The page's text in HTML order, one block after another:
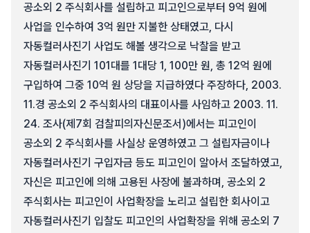
공소외 2 주식회사를 설립하고 피고인으로부터 9억 원에
사업을 인수하여 3억 원만 지불한 상태였고, 다시
자동컬러사진기 사업도 해볼 생각으로 낙찰을 받고
자동컬러사진기 101대를 1대당 1, 100만 원, 총 12억 원에
구입하여 그중 10억 원 상당을 지급하였다 주장하다, 2003.
11.경 공소외 2 주식회사의 대표이사를 사임하고 2003. 11.
24. 조사(제7회 검찰피의자신문조서)에서는 피고인이
공소외 2 주식회사를 사실상 운영하였고 그 설립자금이나
자동컬러사진기 구입자금 등도 피고인이 알아서 조달하였고,
자신은 피고인에 의해 고용된 사장에 불과하며, 공소외 2
주식회사는 피고인이 사업확장을 노리고 설립한 회사이고
자동컬러사진기 입찰도 피고인의 사업확장을 위해 공소외 7